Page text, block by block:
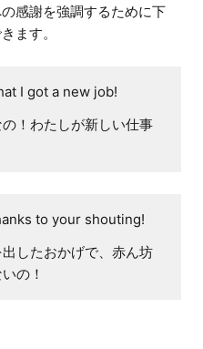
感謝を強調するために下
ます。
I got a new job!
！わたしが新しい仕事
to your shouting!
したおかげで、赤ん坊
の！